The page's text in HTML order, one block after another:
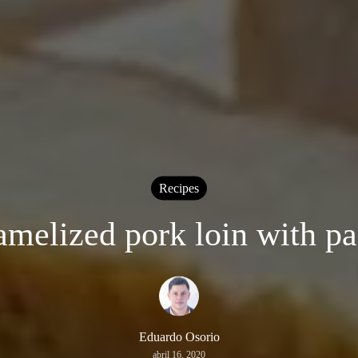
Recipes
pork loin with
Eduardo Osorio
abril 16, 2020